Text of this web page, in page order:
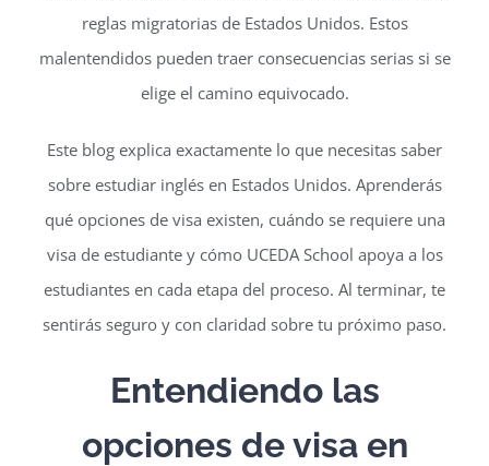
reglas migratorias de Estados Unidos. Estos
malentendidos pueden traer consecuencias serias si se
elige el camino equivocado.
Este blog explica exactamente lo que necesitas saber
sobre estudiar inglés en Estados Unidos. Aprenderás
qué opciones de visa existen, cuándo se requiere una
visa de estudiante y cómo UCEDA School apoya a los
estudiantes en cada etapa del proceso. Al terminar, te
sentirás seguro y con claridad sobre tu próximo paso.
Entendiendo las
opciones de visa en